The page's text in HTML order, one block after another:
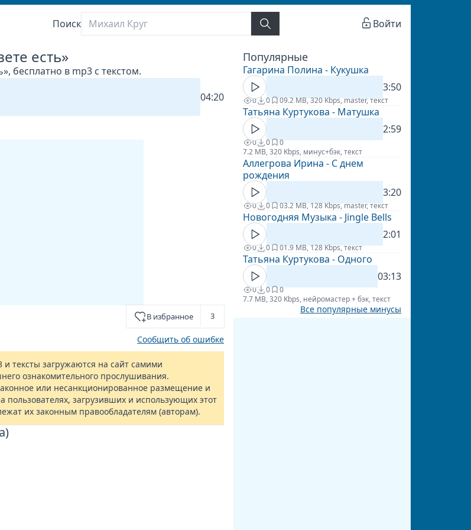
Поиск Войти
есть»
бесплатно в mp3 с текстом.
04:20
В избранное 3
Сообщить об ошибке
тексты загружаются на сайт самими
ознакомительного прослушивания.
или несанкционированное размещение и
пользователях, загрузивших и использующих этот
их законным правообладателям (авторам).
Популярные
Гагарина Полина - Кукушка
3:50
0 0 09.2 MB, 320 Kbps, master, текст
Татьяна Куртукова - Матушка
2:59
0 0
0
7.2 MB, 320 Kbps, минус+бэк, текст
Аллегрова Ирина - С днем
рождения
3:20
0 0 03.2 MB, 128 Kbps, master, текст
Новогодняя Музыка - Jingle Bells
2:01
0 0 01.9 MB, 128 Kbps, текст
Татьяна Куртукова - Одного
03:13
0 0
0
7.7 MB, 320 Kbps, нейромастер + бэк, текст
Все популярные минусы